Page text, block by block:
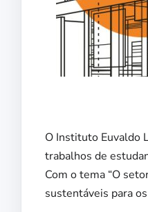
O Instituto Euvaldo
trabalhos de
Com o tema “O
sustentáveis para